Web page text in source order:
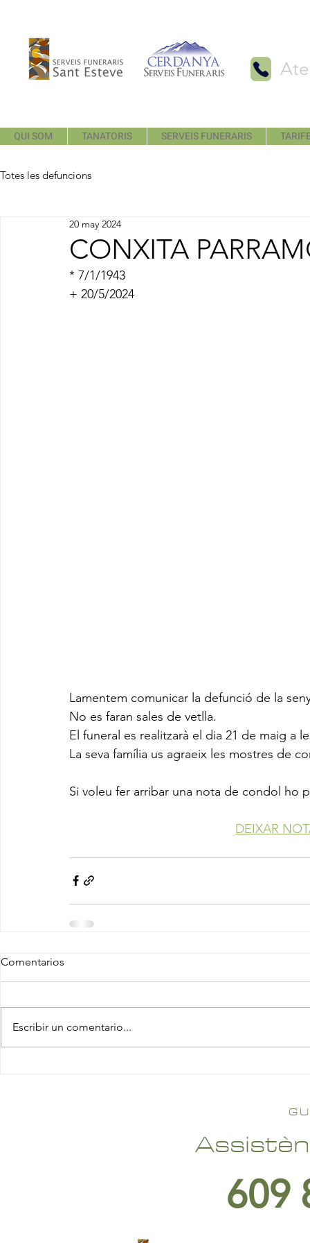
QUI SOM TANATORIS SERVEIS FUNERARIS
Totes les defuncions
CONXITA
20 may 2024
* 7/1/1943
+ 20/5/2024
Lamentem comunicar la defunció de la
No es faran sales de vetlla.
El funeral es realitzarà el dia 21 de maig a
La seva família us agraeix les mostres de
Si voleu fer arribar una nota de condol ho
DEIXAR
Comentarios
Escribir un comentario...
609